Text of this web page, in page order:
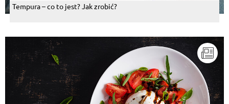
Tempura – co to jest? Jak zrobić?